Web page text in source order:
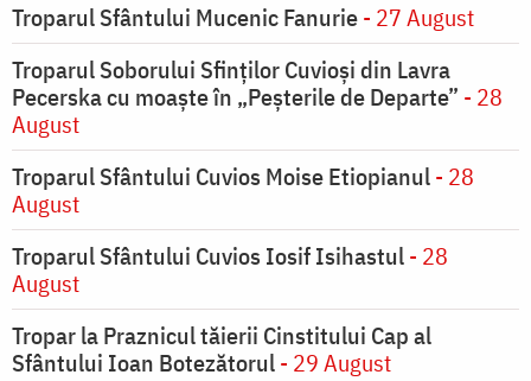
Troparul Sfântului Mucenic Fanurie- 27 August
Troparul Soborului Sfinților Cuvioși din Lavra
Pecerska cu moaște în „Peșterile de Departe” - 28
August
Troparul Sfântului Cuvios Moise Etiopianul- 28
August
Troparul Sfântului Cuvios Iosif Isihastul- 28
August
Tropar la Praznicul tăierii Cinstitului Cap al
Sfântului Ioan Botezătorul- 29 August